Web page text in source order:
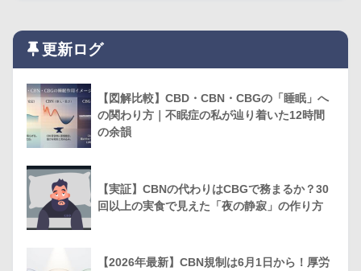
更新ログ
【図解比較】CBD・CBN・CBGの「睡眠」へ
の関わり方｜不眠症の私が辿り着いた12時間
の余韻
【実証】CBNの代わりはCBGで務まるか？30
回以上の実食で見えた「夜の静寂」の作り方
【2026年最新】CBN規制は6月1日から！厚労